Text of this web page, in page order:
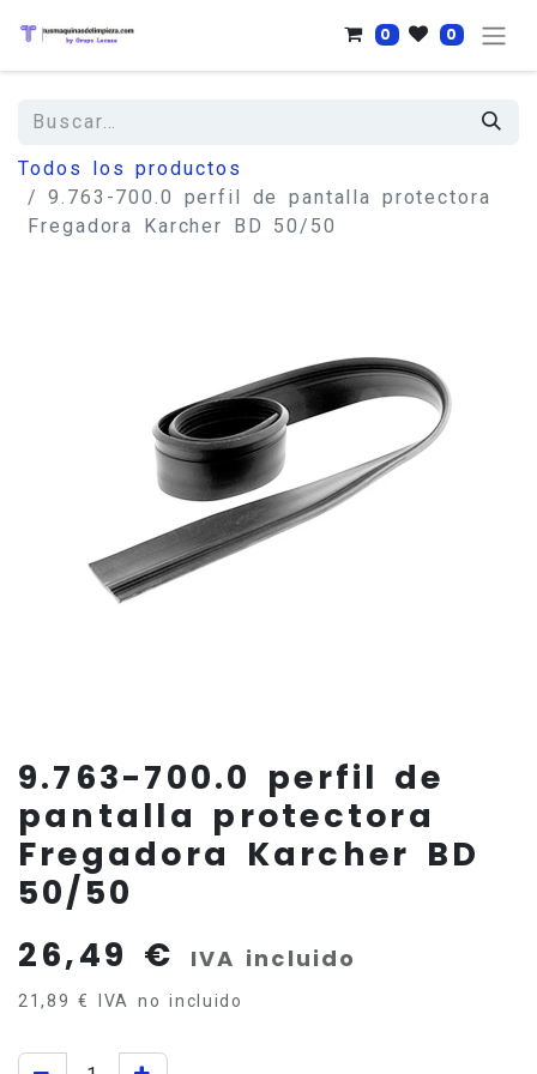
0 0
Todos los productos
9.763-700.0 perfil de pantalla protectora
Fregadora Karcher BD 50/50
9.763-700.0 perfil de
pantalla protectora
Fregadora Karcher BD
50/50
26,49 € IVA incluido
21,89 € IVA no incluido